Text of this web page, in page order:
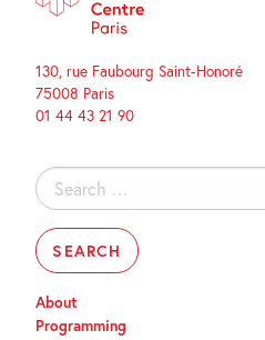
130, rue Faubourg Saint-Honoré
75008 Paris
01 44 43 21 90
Search
for:
About
Programming